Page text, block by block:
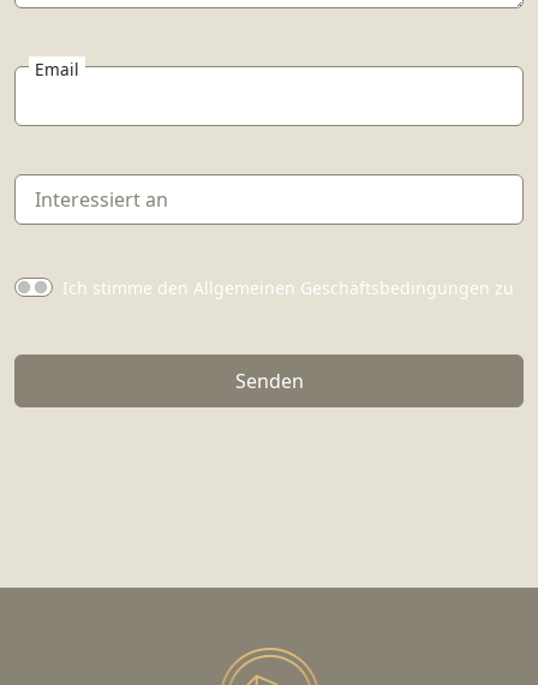
Email
Ich stimme den Allgemeinen Geschäftsbedingungen zu
Senden